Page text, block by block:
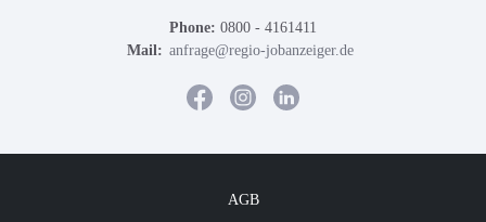
Phone: 0800 - 4161411
Mail: anfrage@regio-jobanzeiger.de
AGB